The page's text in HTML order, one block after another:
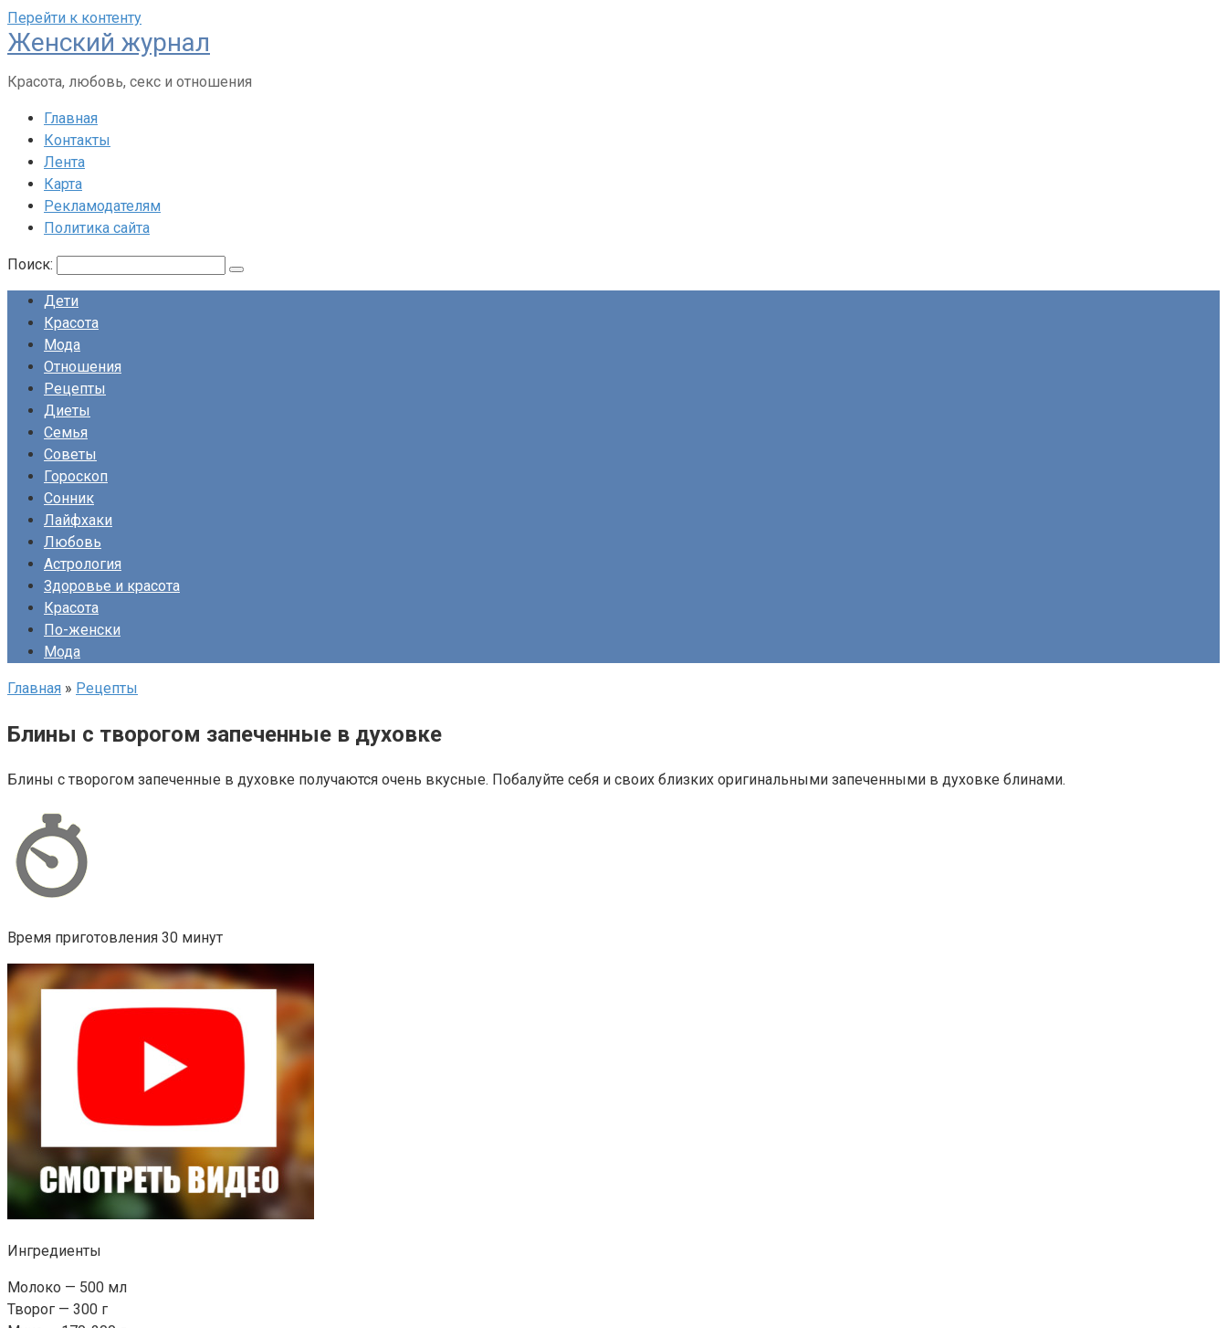
Перейти к контенту
Женский журнал
Красота, любовь, секс и отношения
Главная
Контакты
Лента
Карта
Рекламодателям
Политика сайта
Поиск:
Дети
Красота
Мода
Отношения
Рецепты
Диеты
Семья
Советы
Гороскоп
Сонник
Лайфхаки
Любовь
Астрология
Здоровье и красота
Красота
По-женски
Мода
Главная » Рецепты
Блины с творогом запеченные в духовке
Блины с творогом запеченные в духовке получаются очень вкусные. Побалуйте себя и своих близких оригинальными запеченными в духовке блинами.
Время приготовления 30 минут
Ингредиенты
Молоко — 500 мл
Творог — 300 г